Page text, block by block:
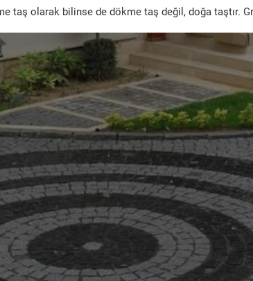
taş olarak bilinse de dökme taş değil, doğa taştır.